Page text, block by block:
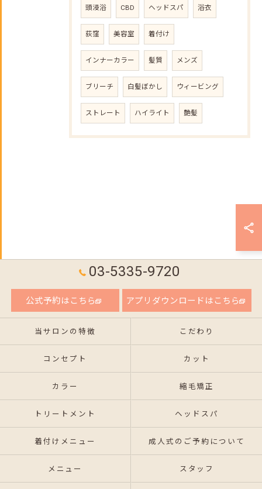
頭浸浴 CBD ヘッドスパ 浴衣
荻窪 美容室 着付け
インナーカラー 髪質 メンズ
ブリーチ 白髪ぼかし ウィービング
ストレート ハイライト 艶髪
03-5335-9720
公式予約はこちら アプリダウンロードはこちら
当サロンの特徴 こだわり
コンセプト カット
カラー 縮毛矯正
トリートメント ヘッドスパ
着付けメニュー 成人式のご予約について
メニュー スタッフ